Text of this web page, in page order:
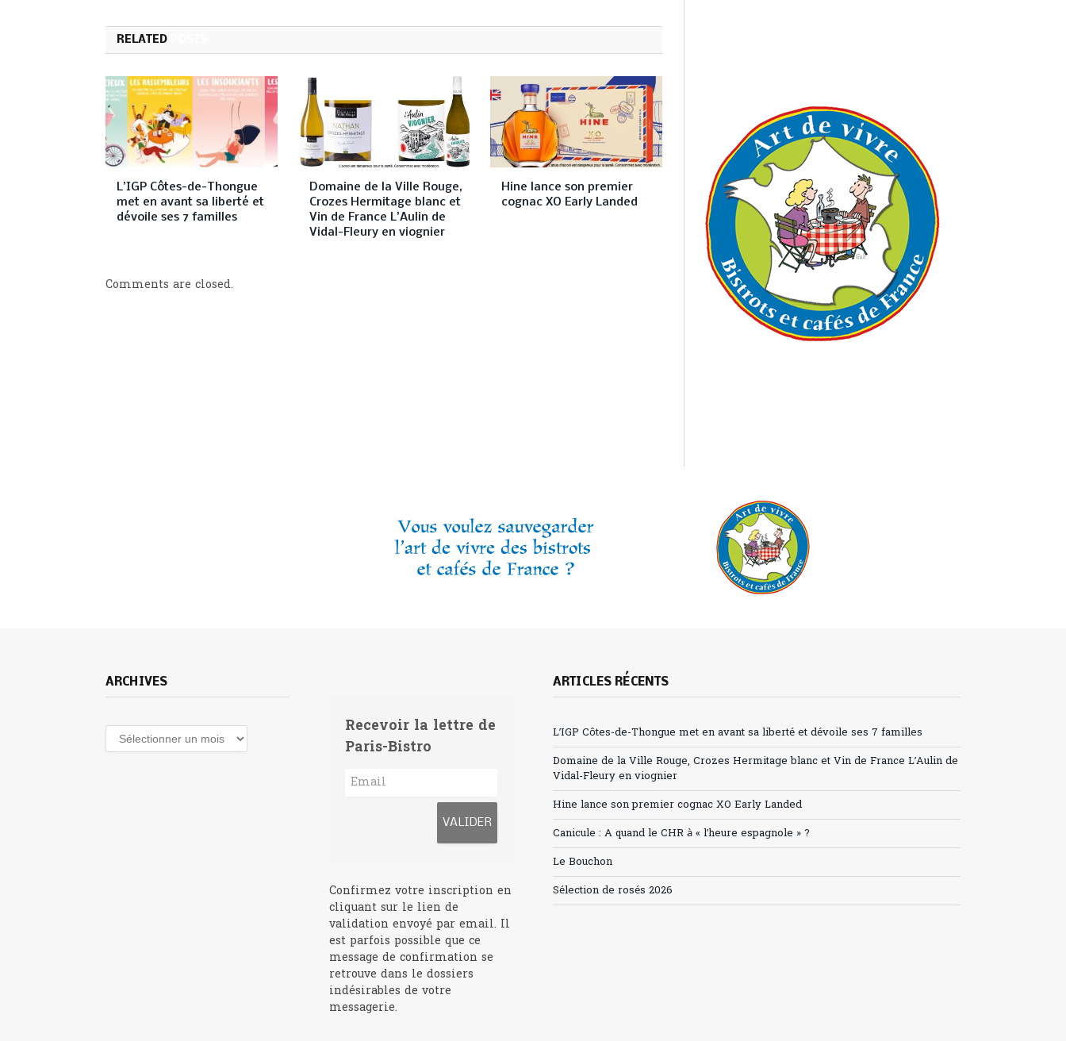
RELATED
L’IGP Côtes-de-Thongue
met en avant sa liberté et
dévoile ses 7 familles
Domaine de la Ville Rouge,
Crozes Hermitage blanc et
Vin de France L’Aulin de
Vidal-Fleury en viognier
Hine lance son premier
cognac XO Early Landed
Comments are closed.
ARCHIVES
Archives
Recevoir la lettre de
Paris-Bistro
Confirmez votre inscription en
cliquant sur le lien de
validation envoyé par email. Il
est parfois possible que ce
message de confirmation se
retrouve dans le dossiers
indésirables de votre
messagerie.
ARTICLES RÉCENTS
L’IGP Côtes-de-Thongue met en avant sa liberté et dévoile ses 7 familles
Domaine de la Ville Rouge, Crozes Hermitage blanc et Vin de France L’Aulin de
Vidal-Fleury en viognier
Hine lance son premier cognac XO Early Landed
Canicule : A quand le CHR à « l’heure espagnole » ?
Le Bouchon
Sélection de rosés 2026